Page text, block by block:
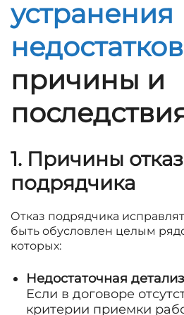
устранения
причины и
1. Причины
подрядчика
Отказ подрядчика
быть обусловлен целым
которых:
Недостаточная
Если в договоре
критерии приемки